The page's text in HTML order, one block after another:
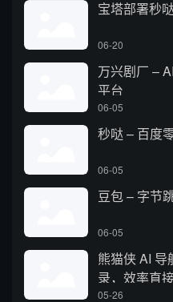
宝塔部署秒
06-20
万兴剧厂 –
平台
06-05
秒哒 – 百度
06-05
豆包 – 字节
06-05
熊猫侠 AI 导
录，效率直
05-26